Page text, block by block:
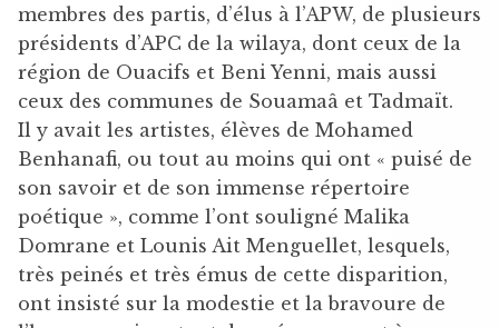
membres des partis, d’élus à l’APW, de plusieurs
présidents d’APC de la wilaya, dont ceux de la
région de Ouacifs et Beni Yenni, mais aussi
ceux des communes de Souamaâ et Tadmaït.
Il y avait les artistes, élèves de Mohamed
Benhanafi, ou tout au moins qui ont « puisé de
son savoir et de son immense répertoire
poétique », comme l’ont souligné Malika
Domrane et Lounis Ait Menguellet, lesquels,
très peinés et très émus de cette disparition,
ont insisté sur la modestie et la bravoure de